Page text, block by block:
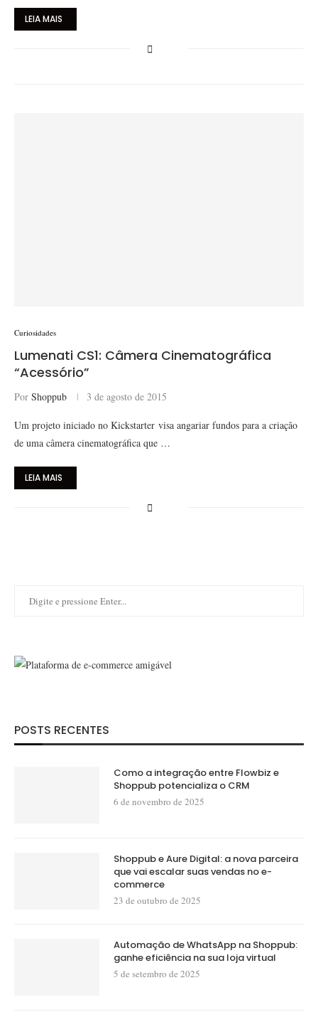
LEIA MAIS
Curiosidades
Lumenati CS1: Câmera Cinematográfica
“Acessório”
Por Shoppub 3 de agosto de 2015
Um projeto iniciado no Kickstarter visa angariar fundos para a criação
de uma câmera cinematográfica que …
LEIA MAIS
POSTS RECENTES
Como a integração entre Flowbiz e
Shoppub potencializa o CRM
6 de novembro de 2025
Shoppub e Aure Digital: a nova parceira
que vai escalar suas vendas no e-
commerce
23 de outubro de 2025
Automação de WhatsApp na Shoppub:
ganhe eficiência na sua loja virtual
5 de setembro de 2025